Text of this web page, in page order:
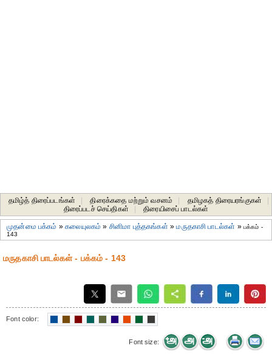
தமிழ்த் திரைப்படங்கள் திரைக்கதை மற்றும் வசனம் தமிழகத் திரையரங்குகள்
திரைப்படச் செய்திகள்
திரையிசைப் பாடல்கள்
முதன்மை பக்கம் »கலையுலகம் » சினிமா புத்தகங்கள் »மருதகாசி பாடல்கள் » பக்கம் -
143
மருதகாசி பாடல்கள் - பக்கம் - 143
Font color:
Font size: